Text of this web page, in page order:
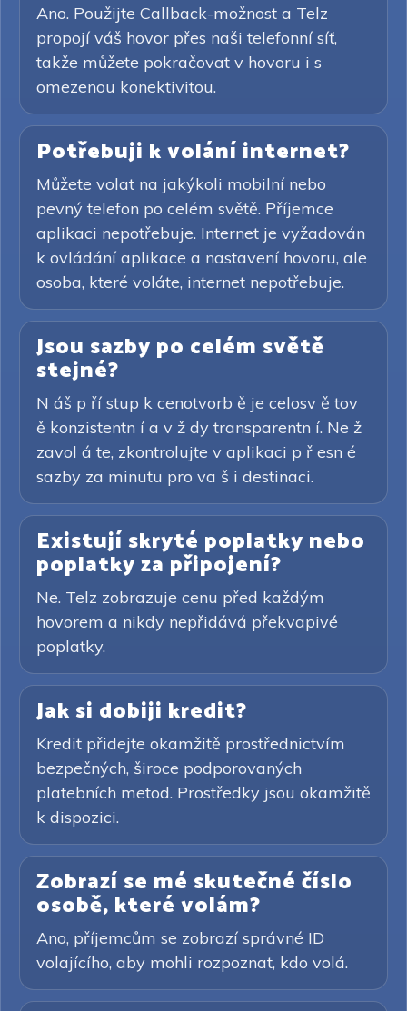
Ano. Použijte Callback-možnost a Telz
propojí váš hovor přes naši telefonní síť,
takže můžete pokračovat v hovoru i s
omezenou konektivitou.
Potřebuji k volání internet?
Můžete volat na jakýkoli mobilní nebo
pevný telefon po celém světě. Příjemce
aplikaci nepotřebuje. Internet je vyžadován
k ovládání aplikace a nastavení hovoru, ale
osoba, které voláte, internet nepotřebuje.
Jsou sazby po celém světě
stejné?
N áš p ří stup k cenotvorb ě je celosv ě tov
ě konzistentn í a v ž dy transparentn í. Ne ž
zavol á te, zkontrolujte v aplikaci p ř esn é
sazby za minutu pro va š i destinaci.
Existují skryté poplatky nebo
poplatky za připojení?
Ne. Telz zobrazuje cenu před každým
hovorem a nikdy nepřidává překvapivé
poplatky.
Jak si dobiji kredit?
Kredit přidejte okamžitě prostřednictvím
bezpečných, široce podporovaných
platebních metod. Prostředky jsou okamžitě
k dispozici.
Zobrazí se mé skutečné číslo
osobě, které volám?
Ano, příjemcům se zobrazí správné ID
volajícího, aby mohli rozpoznat, kdo volá.